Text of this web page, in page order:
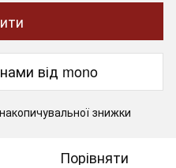
від mono
знижки
Порівняти